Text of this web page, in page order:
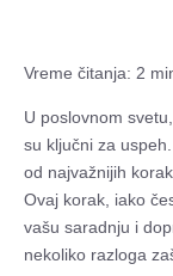
Vreme čitanja: 2
U poslovnom
su ključni za
od najvažnijih
Ovaj korak, iako
vašu saradnju i
nekoliko razloga